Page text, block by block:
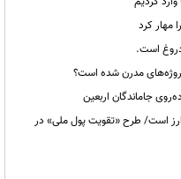
مهار کرد
دروغ است.
مدرن شده است؟
جاماندگان اربعین
است/ طرح «تقویت پول ملی» در